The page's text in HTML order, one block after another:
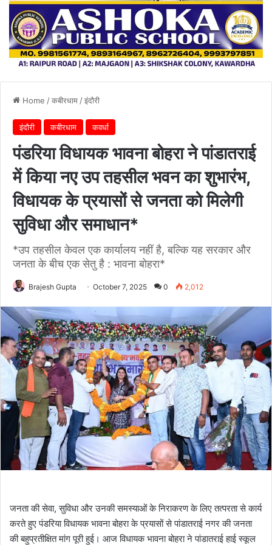
Home /कबीरधाम /इंदौरी
इंदौरी कबीरधाम कवर्धा
पंडरिया विधायक भावना बोहरा ने पांडातराई
में किया नए उप तहसील भवन का शुभारंभ,
विधायक के प्रयासों से जनता को मिलेगी
सुविधा और समाधान*
*उप तहसील केवल एक कार्यालय नहीं है, बल्कि यह सरकार और
जनता के बीच एक सेतु है : भावना बोहरा*
Brajesh Gupta October 7, 2025 0 2,012
जनता की सेवा, सुविधा और उनकी समस्याओं के निराकरण के लिए तत्परता से कार्य
करते हुए पंडरिया विधायक भावना बोहरा के प्रयासों से पांडातराई नगर की जनता
की बहुप्रतीक्षित मांग पूरी हुई। आज विधायक भावना बोहरा ने पांडातराई हाई स्कूल